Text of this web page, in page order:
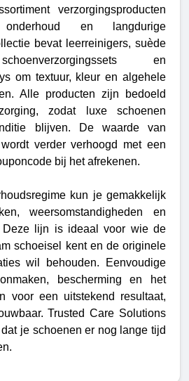
verzorgingsproducten
en langdurige
bevat leerreinigers, suède
en
om textuur, kleur en algehele
Alle producten zijn bedoeld
zodat luxe schoenen
blijven. De waarde van
verder verhoogd met een
bij het afrekenen.
kun je gemakkelijk
weersomstandigheden en
Deze lijn is ideaal voor wie de
schoeisel kent en de originele
wil behouden. Eenvoudige
bescherming en het
voor een uitstekend resultaat,
Trusted Care Solutions
je schoenen er nog lange tijd